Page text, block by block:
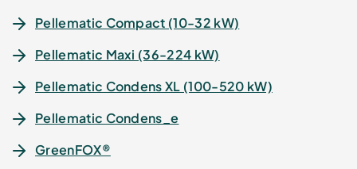
Pellematic Compact (10-32 kW)
Pellematic Maxi (36-224 kW)
Pellematic Condens XL (100-520 kW)
Pellematic Condens_e
GreenFOX®